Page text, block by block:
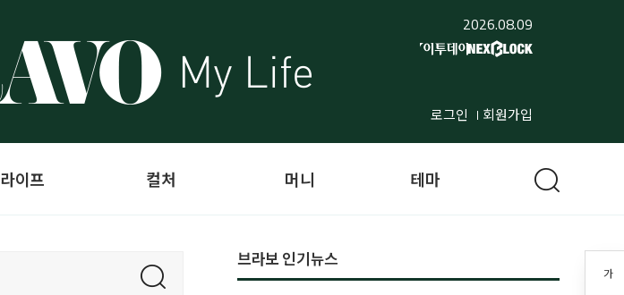
2026.08.09
로그인 회원가입
가
라이프 컬처 머니 테마
브라보 인기뉴스